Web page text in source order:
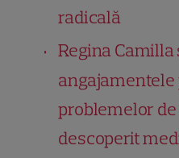
radicală
Regina
angajamentele
problemelor de
descoperit